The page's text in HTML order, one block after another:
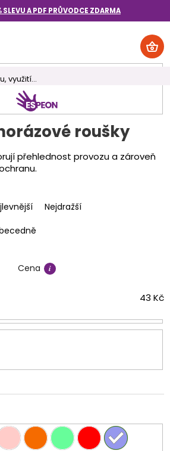
SLEVU A PDF PRŮVODCE ZDARMA
roušky
přehlednost provozu a zároveň
Nejdražší
Cena
43 Kč